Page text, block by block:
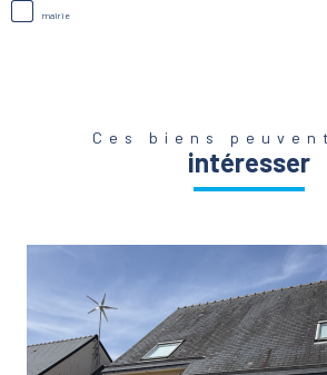
mairie
Ces biens
intéresser